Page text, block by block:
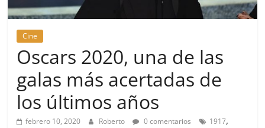
Cine
Oscars 2020, una de las
galas más acertadas de
los últimos años
febrero 10, 2020 Roberto 0 comentarios 1917,